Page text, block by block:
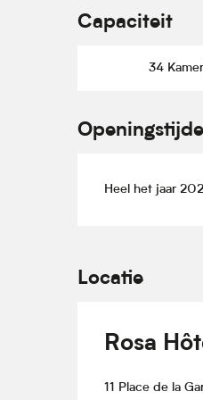
Capaciteit
34
Heel het jaar
Locatie
Rosa
11 Place de la